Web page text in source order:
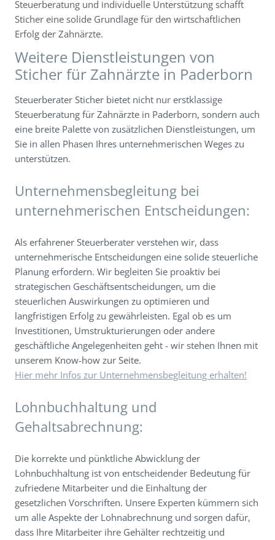
Steuerberatung und individuelle Unterstützung schafft
Sticher eine solide Grundlage für den wirtschaftlichen
Erfolg der Zahnärzte.
Weitere Dienstleistungen von
Sticher für Zahnärzte in Paderborn
Steuerberater Sticher bietet nicht nur erstklassige
Steuerberatung für Zahnärzte in Paderborn, sondern auch
eine breite Palette von zusätzlichen Dienstleistungen, um
Sie in allen Phasen Ihres unternehmerischen Weges zu
unterstützen.
Unternehmensbegleitung bei
unternehmerischen Entscheidungen:
Als erfahrener Steuerberater verstehen wir, dass
unternehmerische Entscheidungen eine solide steuerliche
Planung erfordern. Wir begleiten Sie proaktiv bei
strategischen Geschäftsentscheidungen, um die
steuerlichen Auswirkungen zu optimieren und
langfristigen Erfolg zu gewährleisten. Egal ob es um
Investitionen, Umstrukturierungen oder andere
geschäftliche Angelegenheiten geht - wir stehen Ihnen mit
unserem Know-how zur Seite.
Hier mehr Infos zur Unternehmensbegleitung erhalten!
Lohnbuchhaltung und
Gehaltsabrechnung:
Die korrekte und pünktliche Abwicklung der
Lohnbuchhaltung ist von entscheidender Bedeutung für
zufriedene Mitarbeiter und die Einhaltung der
gesetzlichen Vorschriften. Unsere Experten kümmern sich
um alle Aspekte der Lohnabrechnung und sorgen dafür,
dass Ihre Mitarbeiter ihre Gehälter rechtzeitig und